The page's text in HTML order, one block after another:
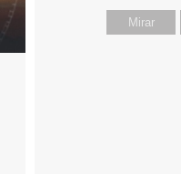
Mirar